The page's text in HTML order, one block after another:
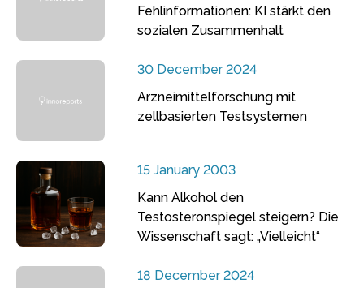
Fehlinformationen: KI stärkt den
sozialen Zusammenhalt
30 December 2024
Arzneimittelforschung mit
zellbasierten Testsystemen
15 January 2003
Kann Alkohol den
Testosteronspiegel steigern? Die
Wissenschaft sagt: „Vielleicht“
18 December 2024